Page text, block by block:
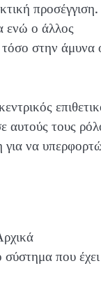
ενώ ο άλλος
τόσο στην άμυνα
αυτούς τους
να
σύστημα που έχει